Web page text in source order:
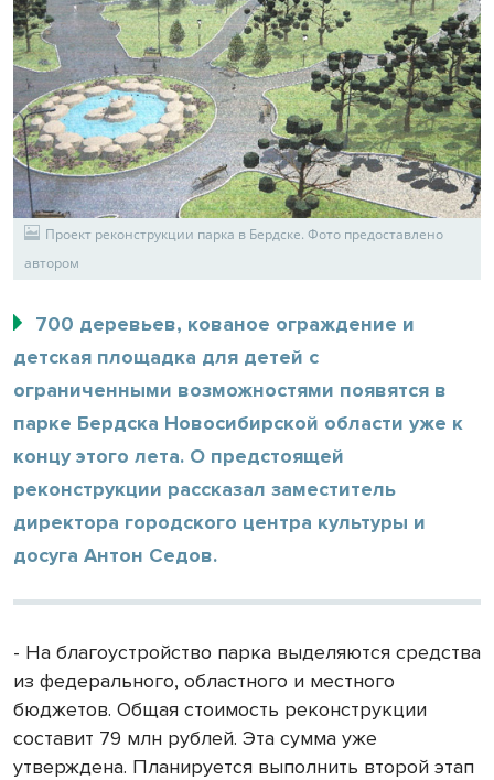
Проект реконструкции парка в Бердске. Фото предоставлено
автором
700 деревьев, кованое ограждение и
детская площадка для детей с
ограниченными возможностями появятся в
парке Бердска Новосибирской области уже к
концу этого лета. О предстоящей
реконструкции рассказал заместитель
директора городского центра культуры и
досуга Антон Седов.
- На благоустройство парка выделяются средства
из федерального, областного и местного
бюджетов. Общая стоимость реконструкции
составит 79 млн рублей. Эта сумма уже
утверждена. Планируется выполнить второй этап